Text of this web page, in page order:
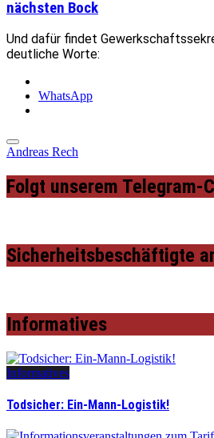
nächsten Bock
Und dafür findet
deutliche Worte:
WhatsApp
Andreas Rech
Folgt unserem Telegram-
Sicherheitsbeschäftigte
Informatives
Informatives
Todsicher: Ein-Mann-Logistik!